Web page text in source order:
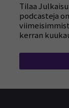
Tilaa
podcasteja
kerran